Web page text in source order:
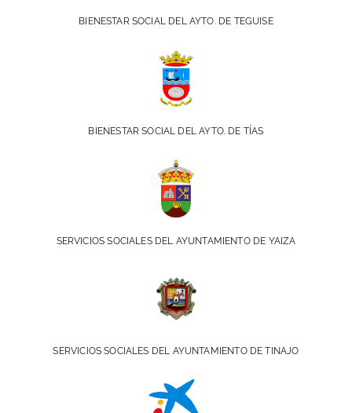
BIENESTAR SOCIAL DEL AYTO. DE TEGUISE
BIENESTAR SOCIAL DEL AYTO. DE TÍAS
SERVICIOS SOCIALES DEL AYUNTAMIENTO DE YAIZA
SERVICIOS SOCIALES DEL AYUNTAMIENTO DE TINAJO